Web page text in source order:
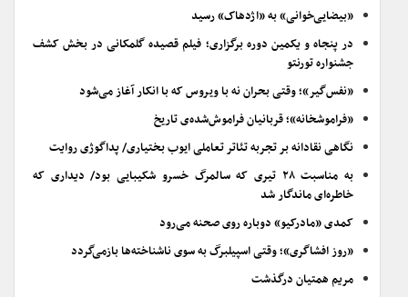
«بیضایی‌خوانی» به «اژدهاک» رسید
در پنجاه و یکمین دوره برگزاری؛ فیلم قصیده گلمکانی در بخش کشف
جشنواره تورنتو
«نفس‌گیر»؛ وقتی بحران نه با ویروس که با انکار آغاز می‌شود
«فراموشخانه»؛ قربانیان فراموش‌شده‌ی تاریخ
نگاهی نقادانه بر تجربه تئاتر تعاملی ایوب بختیاری/ پداگوژی روایت
به مناسبت ۲۸ تیری که سالمرگ خسرو شکیبایی بود/ دیداری که
خاطره‌ای ماندگار شد
کمدی «مادرکیو» دوباره روی صحنه می‌رود
«روز افشاگری»؛ وقتی اسپیلبرگ به سوی ناشناخته‌ها بازمی‌گردد
مریم همتیان درگذشت